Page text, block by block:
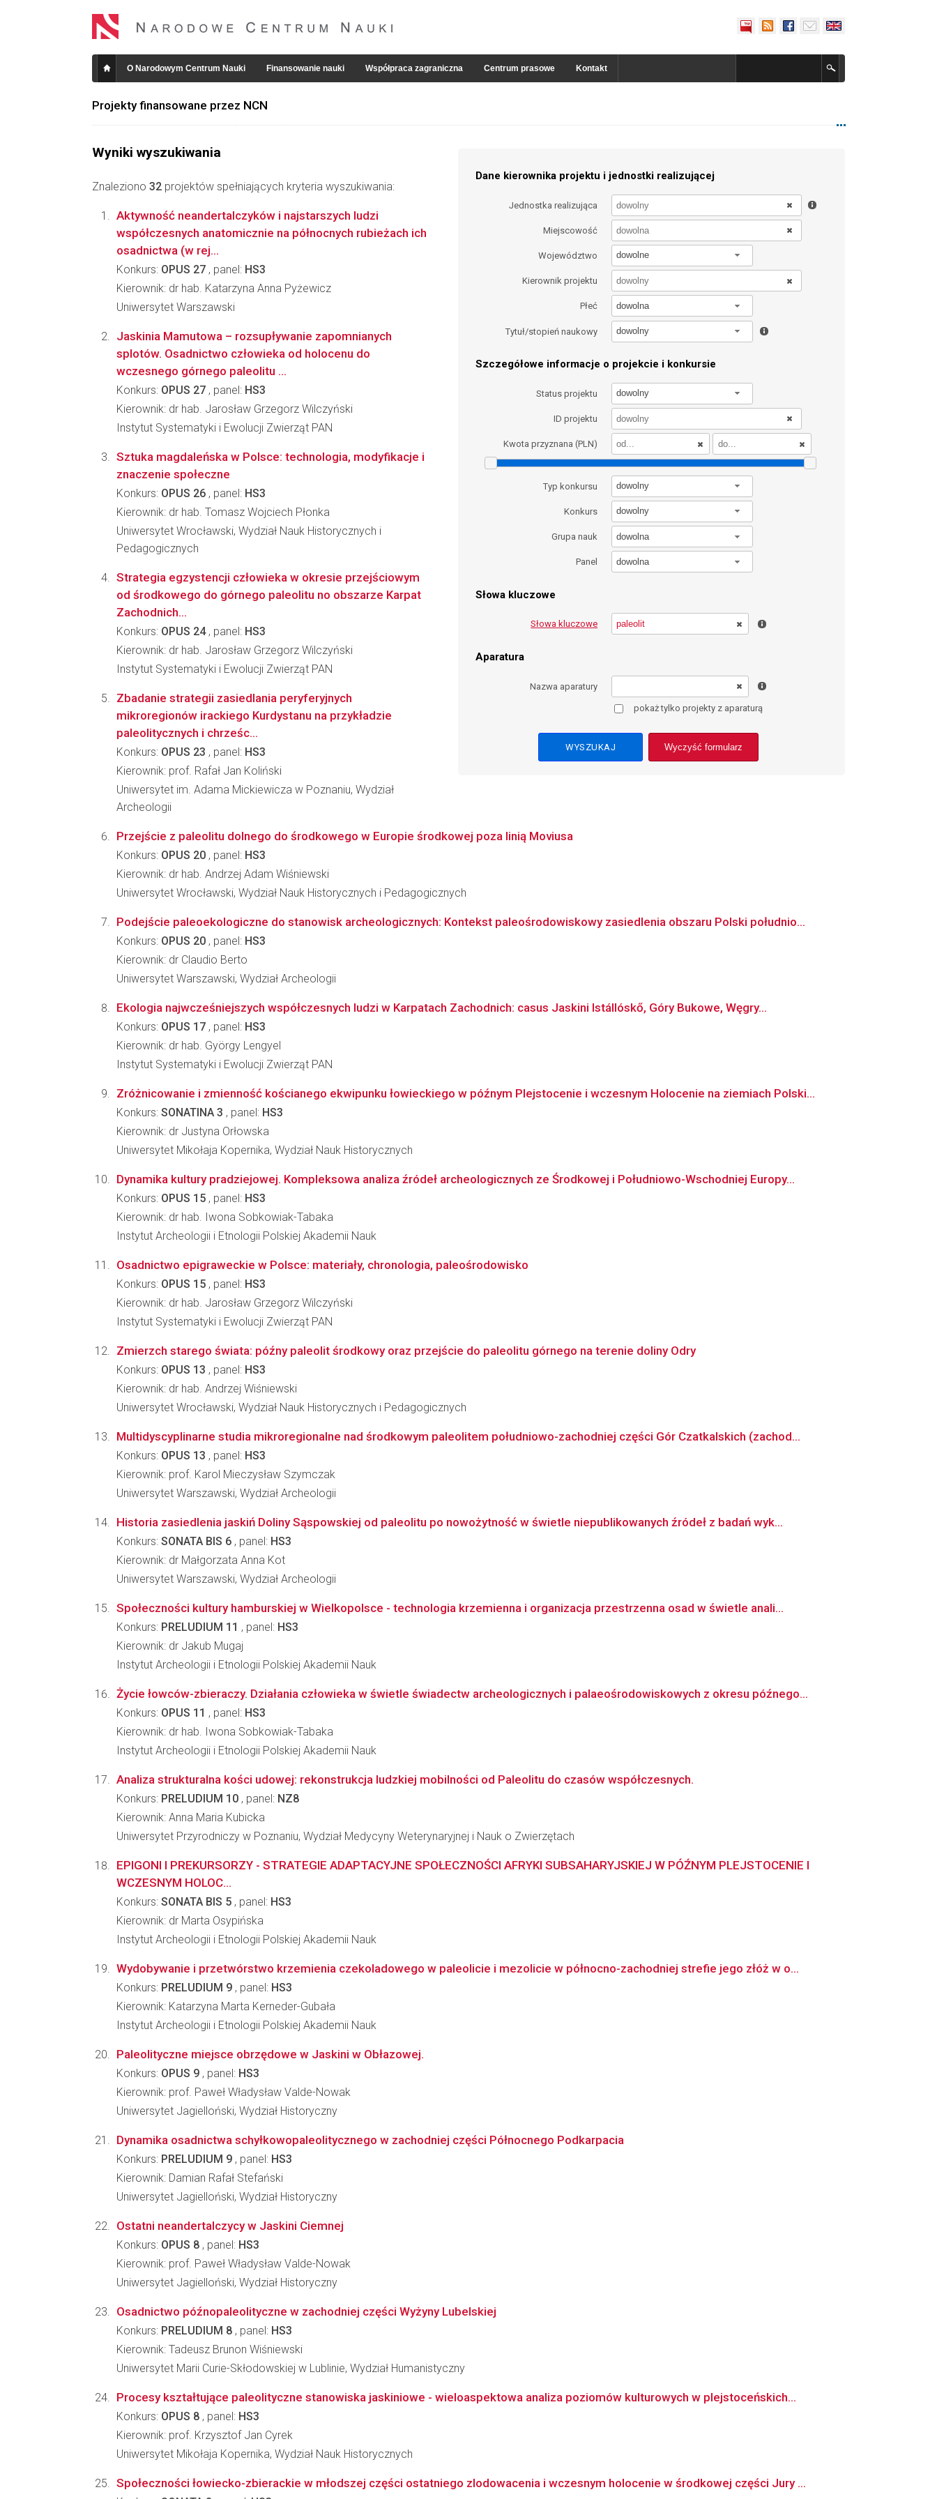
O Narodowym Centrum Nauki Finansowanie nauki Współpraca zagraniczna Centrum prasowe Kontakt
Projekty finansowane przez NCN
Wyniki wyszukiwania
Znaleziono 32 projektów spełniających kryteria wyszukiwania:
Dane kierownika projektu i jednostki realizującej
Jednostka realizująca
Miejscowość
Województwo dowolne
Kierownik projektu
Płeć dowolna
Tytuł/stopień naukowy dowolny
Szczegółowe informacje o projekcie i konkursie
Status projektu dowolny
ID projektu
Kwota przyznana (PLN)
Typ konkursu dowolny
Konkurs dowolny
Grupa nauk dowolna
Panel dowolna
Słowa kluczowe
Słowa kluczowe
Aparatura
Nazwa aparatury
pokaż tylko projekty z aparaturą
Wyczyść formularz
Aktywność neandertalczyków i najstarszych ludzi
współczesnych anatomicznie na północnych rubieżach ich
osadnictwa (w rej...
Konkurs: OPUS 27 , panel: HS3
Kierownik: dr hab. Katarzyna Anna Pyżewicz
Uniwersytet Warszawski
Jaskinia Mamutowa – rozsupływanie zapomnianych
splotów. Osadnictwo człowieka od holocenu do
wczesnego górnego paleolitu ...
Konkurs: OPUS 27 , panel: HS3
Kierownik: dr hab. Jarosław Grzegorz Wilczyński
Instytut Systematyki i Ewolucji Zwierząt PAN
Sztuka magdaleńska w Polsce: technologia, modyfikacje i
znaczenie społeczne
Konkurs: OPUS 26 , panel: HS3
Kierownik: dr hab. Tomasz Wojciech Płonka
Uniwersytet Wrocławski, Wydział Nauk Historycznych i
Pedagogicznych
Strategia egzystencji człowieka w okresie przejściowym
od środkowego do górnego paleolitu no obszarze Karpat
Zachodnich...
Konkurs: OPUS 24, panel: HS3
Kierownik: dr hab. Jarosław Grzegorz Wilczyński
Instytut Systematyki i Ewolucji Zwierząt PAN
Zbadanie strategii zasiedlania peryferyjnych
mikroregionów irackiego Kurdystanu na przykładzie
paleolitycznych i chrześc...
Konkurs: OPUS 23 , panel: HS3
Kierownik: prof. Rafał Jan Koliński
Uniwersytet im. Adama Mickiewicza w Poznaniu, Wydział
Archeologii
Przejście z paleolitu dolnego do środkowego w Europie środkowej poza linią Moviusa
Konkurs: OPUS 20 , panel: HS3
Kierownik: dr hab. Andrzej Adam Wiśniewski
Uniwersytet Wrocławski, Wydział Nauk Historycznych i Pedagogicznych
Podejście paleoekologiczne do stanowisk archeologicznych: Kontekst paleośrodowiskowy zasiedlenia obszaru Polski południo...
Konkurs: OPUS 20 , panel: HS3
Kierownik: dr Claudio Berto
Uniwersytet Warszawski, Wydział Archeologii
Ekologia najwcześniejszych współczesnych ludzi w Karpatach Zachodnich: casus Jaskini Istállóskő, Góry Bukowe, Węgry...
Konkurs: OPUS 17 , panel: HS3
Kierownik: dr hab. György Lengyel
Instytut Systematyki i Ewolucji Zwierząt PAN
Zróżnicowanie i zmienność kościanego ekwipunku łowieckiego w późnym Plejstocenie i wczesnym Holocenie na ziemiach Polski...
Konkurs: SONATINA 3 , panel: HS3
Kierownik: dr Justyna Orłowska
Uniwersytet Mikołaja Kopernika, Wydział Nauk Historycznych
Dynamika kultury pradziejowej. Kompleksowa analiza źródeł archeologicznych ze Środkowej i Południowo-Wschodniej Europy...
Konkurs: OPUS 15 , panel: HS3
Kierownik: dr hab. Iwona Sobkowiak-Tabaka
Instytut Archeologii i Etnologii Polskiej Akademii Nauk
Osadnictwo epigraweckie w Polsce: materiały, chronologia, paleośrodowisko
Konkurs: OPUS 15 , panel: HS3
Kierownik: dr hab. Jarosław Grzegorz Wilczyński
Instytut Systematyki i Ewolucji Zwierząt PAN
Zmierzch starego świata: późny paleolit środkowy oraz przejście do paleolitu górnego na terenie doliny Odry
Konkurs: OPUS 13 , panel: HS3
Kierownik: dr hab. Andrzej Wiśniewski
Uniwersytet Wrocławski, Wydział Nauk Historycznych i Pedagogicznych
Multidyscyplinarne studia mikroregionalne nad środkowym paleolitem południowo-zachodniej części Gór Czatkalskich (zachod...
Konkurs: OPUS 13 , panel: HS3
Kierownik: prof. Karol Mieczysław Szymczak
Uniwersytet Warszawski, Wydział Archeologii
Historia zasiedlenia jaskiń Doliny Sąspowskiej od paleolitu po nowożytność w świetle niepublikowanych źródeł z badań wyk...
Konkurs: SONATA BIS 6 , panel: HS3
Kierownik: dr Małgorzata Anna Kot
Uniwersytet Warszawski, Wydział Archeologii
Społeczności kultury hamburskiej w Wielkopolsce - technologia krzemienna i organizacja przestrzenna osad w świetle anali...
Konkurs: PRELUDIUM 11 , panel: HS3
Kierownik: dr Jakub Mugaj
Instytut Archeologii i Etnologii Polskiej Akademii Nauk
Życie łowców-zbieraczy. Działania człowieka w świetle świadectw archeologicznych i palaeośrodowiskowych z okresu późnego...
Konkurs: OPUS 11 , panel: HS3
Kierownik: dr hab. Iwona Sobkowiak-Tabaka
Instytut Archeologii i Etnologii Polskiej Akademii Nauk
Analiza strukturalna kości udowej: rekonstrukcja ludzkiej mobilności od Paleolitu do czasów współczesnych.
Konkurs: PRELUDIUM 10 , panel: NZ8
Kierownik: Anna Maria Kubicka
Uniwersytet Przyrodniczy w Poznaniu, Wydział Medycyny Weterynaryjnej i Nauk o Zwierzętach
EPIGONI I PREKURSORZY - STRATEGIE ADAPTACYJNE SPOŁECZNOŚCI AFRYKI SUBSAHARYJSKIEJ W PÓŹNYM PLEJSTOCENIE I
WCZESNYM HOLOC...
Konkurs: SONATA BIS 5 , panel: HS3
Kierownik: dr Marta Osypińska
Instytut Archeologii i Etnologii Polskiej Akademii Nauk
Wydobywanie i przetwórstwo krzemienia czekoladowego w paleolicie i mezolicie w północno-zachodniej strefie jego złóż w o...
Konkurs: PRELUDIUM 9 , panel: HS3
Kierownik: Katarzyna Marta Kerneder-Gubała
Instytut Archeologii i Etnologii Polskiej Akademii Nauk
Paleolityczne miejsce obrzędowe w Jaskini w Obłazowej.
Konkurs: OPUS 9 , panel: HS3
Kierownik: prof. Paweł Władysław Valde-Nowak
Uniwersytet Jagielloński, Wydział Historyczny
Dynamika osadnictwa schyłkowopaleolitycznego w zachodniej części Północnego Podkarpacia
Konkurs: PRELUDIUM 9 , panel: HS3
Kierownik: Damian Rafał Stefański
Uniwersytet Jagielloński, Wydział Historyczny
Ostatni neandertalczycy w Jaskini Ciemnej
Konkurs: OPUS 8 , panel: HS3
Kierownik: prof. Paweł Władysław Valde-Nowak
Uniwersytet Jagielloński, Wydział Historyczny
Osadnictwo późnopaleolityczne w zachodniej części Wyżyny Lubelskiej
Konkurs: PRELUDIUM 8 , panel: HS3
Kierownik: Tadeusz Brunon Wiśniewski
Uniwersytet Marii Curie-Skłodowskiej w Lublinie, Wydział Humanistyczny
Procesy kształtujące paleolityczne stanowiska jaskiniowe - wieloaspektowa analiza poziomów kulturowych w plejstoceńskich...
Konkurs: OPUS 8 , panel: HS3
Kierownik: prof. Krzysztof Jan Cyrek
Uniwersytet Mikołaja Kopernika, Wydział Nauk Historycznych
Społeczności łowiecko-zbierackie w młodszej części ostatniego zlodowacenia i wczesnym holocenie w środkowej części Jury ...